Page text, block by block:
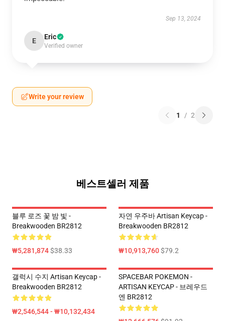
Sep 13, 2024
E Eric
Verified owner
Write your review
1 / 2
베스트셀러 제품
블루 로즈 꽃 밤 빛 -
Breakwooden BR2812
₩5,281,874$38.33
자연 우주바 Artisan Keycap -
Breakwooden BR2812
₩10,913,760$79.2
갤럭시 수지 Artisan Keycap -
Breakwooden BR2812
₩2,546,544 - ₩10,132,434
SPACEBAR POKEMON -
ARTISAN KEYCAP - 브레우드
엔 BR2812